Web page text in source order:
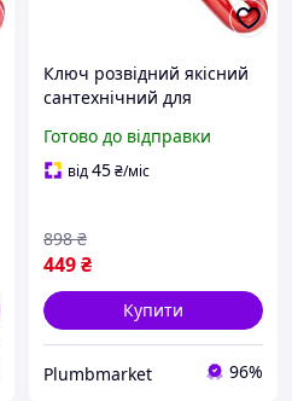
Ключ розвідний якісний
сантехнічний для
ремонту авто 140 мм 0-34
мм Ultra
Готово до відправки
від45₴/міс
449₴
898 ₴
Купити
Plumbmarket 96%